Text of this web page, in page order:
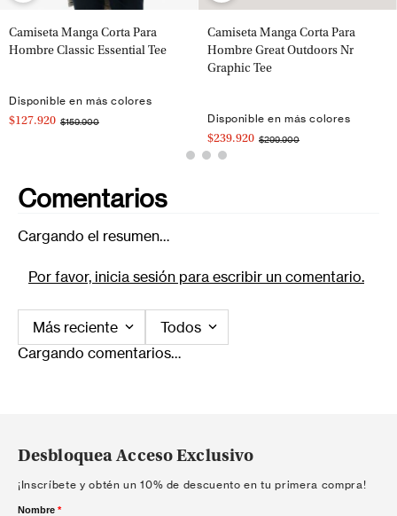
Camiseta Manga Corta Para
Hombre Classic Essential Tee
Disponible en más colores
$127.920 $159.900
Camiseta Manga Corta Para
Hombre Great Outdoors Nr
Graphic Tee
Disponible en más colores
$239.920 $299.900
Comentarios
Cargando el resumen…
Por favor, inicia sesión para escribir un comentario.
Más reciente
Todos
Cargando comentarios…
Desbloquea Acceso Exclusivo
¡Inscríbete y obtén un 10% de descuento en tu primera compra!
Nombre *